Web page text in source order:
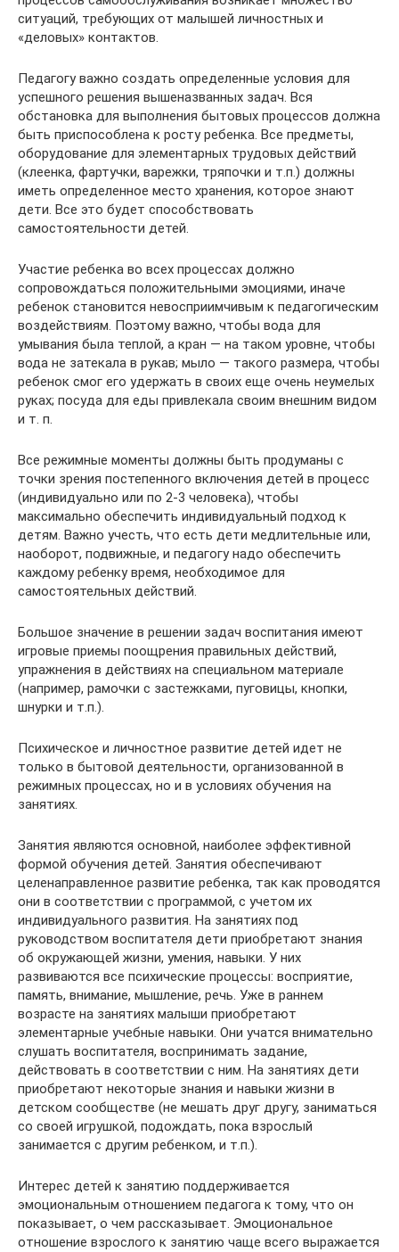
ситуаций, требующих от малышей личностных и
«деловых» контактов.
Педагогу важно создать определенные условия для
успешного решения вышеназванных задач. Вся
обстановка для выполнения бытовых процессов должна
быть приспособлена к росту ребенка. Все предметы,
оборудование для элементарных трудовых действий
(клеенка, фартучки, варежки, тряпочки и т.п.) должны
иметь определенное место хранения, которое знают
дети. Все это будет способствовать
самостоятельности детей.
Участие ребенка во всех процессах должно
сопровождаться положительными эмоциями, иначе
ребенок становится невосприимчивым к педагогическим
воздействиям. Поэтому важно, чтобы вода для
умывания была теплой, а кран — на таком уровне, чтобы
вода не затекала в рукав; мыло — такого размера, чтобы
ребенок смог его удержать в своих еще очень неумелых
руках; посуда для еды привлекала своим внешним видом
и т. п.
Все режимные моменты должны быть продуманы с
точки зрения постепенного включения детей в процесс
(индивидуально или по 2-3 человека), чтобы
максимально обеспечить индивидуальный подход к
детям. Важно учесть, что есть дети медлительные или,
наоборот, подвижные, и педагогу надо обеспечить
каждому ребенку время, необходимое для
самостоятельных действий.
Большое значение в решении задач воспитания имеют
игровые приемы поощрения правильных действий,
упражнения в действиях на специальном материале
(например, рамочки с застежками, пуговицы, кнопки,
шнурки и т.п.).
Психическое и личностное развитие детей идет не
только в бытовой деятельности, организованной в
режимных процессах, но и в условиях обучения на
занятиях.
Занятия являются основной, наиболее эффективной
формой обучения детей. Занятия обеспечивают
целенаправленное развитие ребенка, так как проводятся
они в соответствии с программой, с учетом их
индивидуального развития. На занятиях под
руководством воспитателя дети приобретают знания
об окружающей жизни, умения, навыки. У них
развиваются все психические процессы: восприятие,
память, внимание, мышление, речь. Уже в раннем
возрасте на занятиях малыши приобретают
элементарные учебные навыки. Они учатся внимательно
слушать воспитателя, воспринимать задание,
действовать в соответствии с ним. На занятиях дети
приобретают некоторые знания и навыки жизни в
детском сообществе (не мешать друг другу, заниматься
со своей игрушкой, подождать, пока взрослый
занимается с другим ребенком, и т.п.).
Интерес детей к занятию поддерживается
эмоциональным отношением педагога к тому, что он
показывает, о чем рассказывает. Эмоциональное
отношение взрослого к занятию чаще всего выражается